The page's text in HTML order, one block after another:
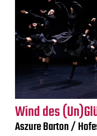
Wind des
Aszure Barton /